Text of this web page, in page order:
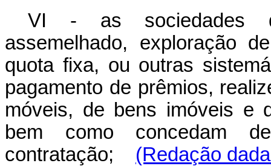
VI - as sociedades
assemelhado, exploração
quota fixa, ou outras
pagamento de prêmios,
móveis, de bens imóveis e
bem como concedam
contratação; (Redação